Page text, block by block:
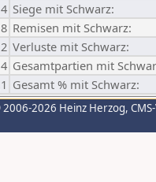
4 Siege mit Schwarz:
8 Remisen mit Schwarz:
2 Verluste mit Schwarz:
Gesamtpartien mit
Gesamt % mit Schwarz:
2026 Heinz Herzog,